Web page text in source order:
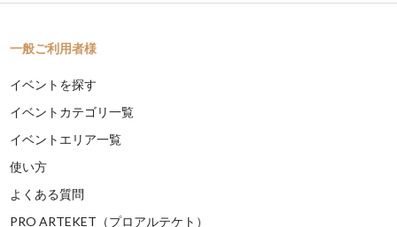
一般ご利用者様
イベントを探す
イベントカテゴリ一覧
イベントエリア一覧
使い方
よくある質問
PRO ARTEKET（プロアルテケト）